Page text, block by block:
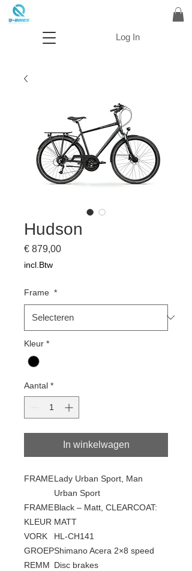
Log In
Hudson
€ 879,00Prijs
incl.Btw
Frame *
Kleur *
Aantal *
In winkelwagen
FRAMELady Urban Sport, Man
Urban Sport
FRAME
KLEUR
Black – Matt, CLEARCOAT:
MATT
VORK
HL-CH141
GROEPShimano Acera 2×8 speed
REMM Disc brakes